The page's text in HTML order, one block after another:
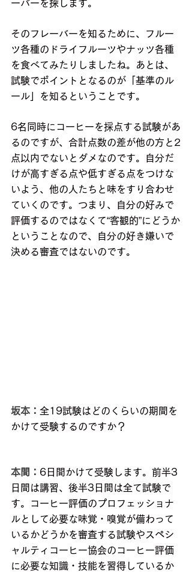
ーバーを探します。
そのフレーバーを知るために、フルー
ツ各種のドライフルーツやナッツ各種
を食べてみたりしましたね。あとは、
試験でポイントとなるのが「基準のル
ール」を知るということです。
6名同時にコーヒーを採点する試験があ
るのですが、合計点数の差が他の方と2
点以内でないとダメなのです。自分だ
けが高すぎる点や低すぎる点をつけな
いよう、他の人たちと味をすり合わせ
ていくのです。つまり、自分の好みで
評価するのではなくて“客観的”にどうか
ということなので、自分の好き嫌いで
決める審査ではないのです。
坂本： 全19試験はどのくらいの期間を
かけて受験するのですか？
本間： 6日間かけて受験します。前半3
日間は講習、後半3日間は全て試験で
す。コーヒー評価のプロフェッショナ
ルとして必要な味覚・嗅覚が備わって
いるかどうかを審査する試験やスペシ
ャルティコーヒー協会のコーヒー評価
に必要な知識・技能を習得しているか